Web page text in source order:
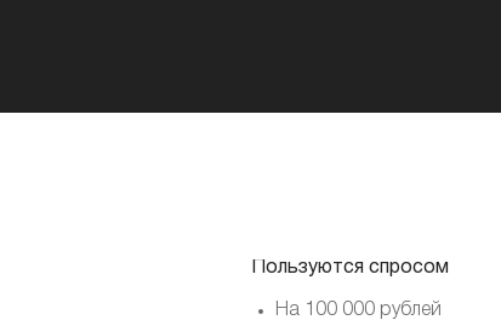
Пользуются спросом
На 100 000 рублей